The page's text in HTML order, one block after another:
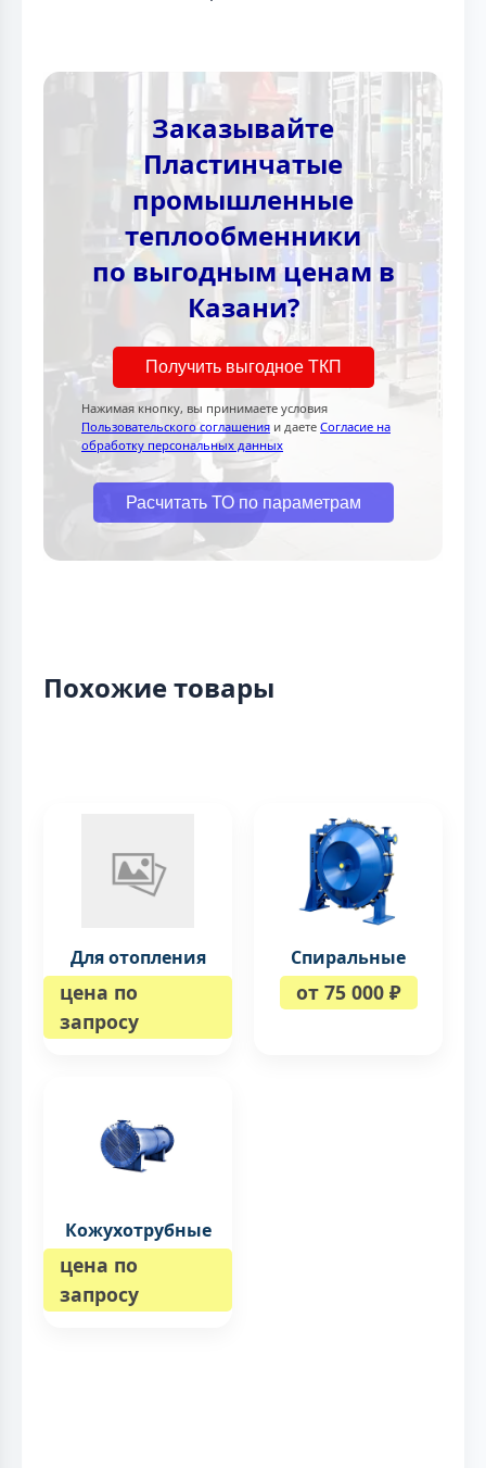
Заказывайте
Пластинчатые
промышленные
теплообменники
по выгодным ценам в
Казани?
Получить выгодное ТКП
Нажимая кнопку, вы принимаете условия
Пользовательского соглашения и даете Согласие на
обработку персональных данных
Расчитать ТО по параметрам
Похожие товары
Для отопления
цена по
запросу
Спиральные
от 75 000 ₽
Кожухотрубные
цена по
запросу